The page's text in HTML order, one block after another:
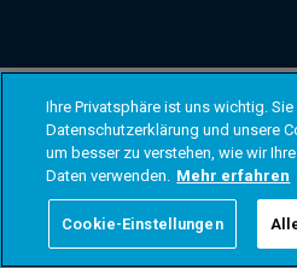
Ihre Privatsphäre ist uns wichtig.
Datenschutzerklärung und unsere
um besser zu verstehen, wie wir
Daten verwenden. Mehr erfahren
Cookie-Einstellungen